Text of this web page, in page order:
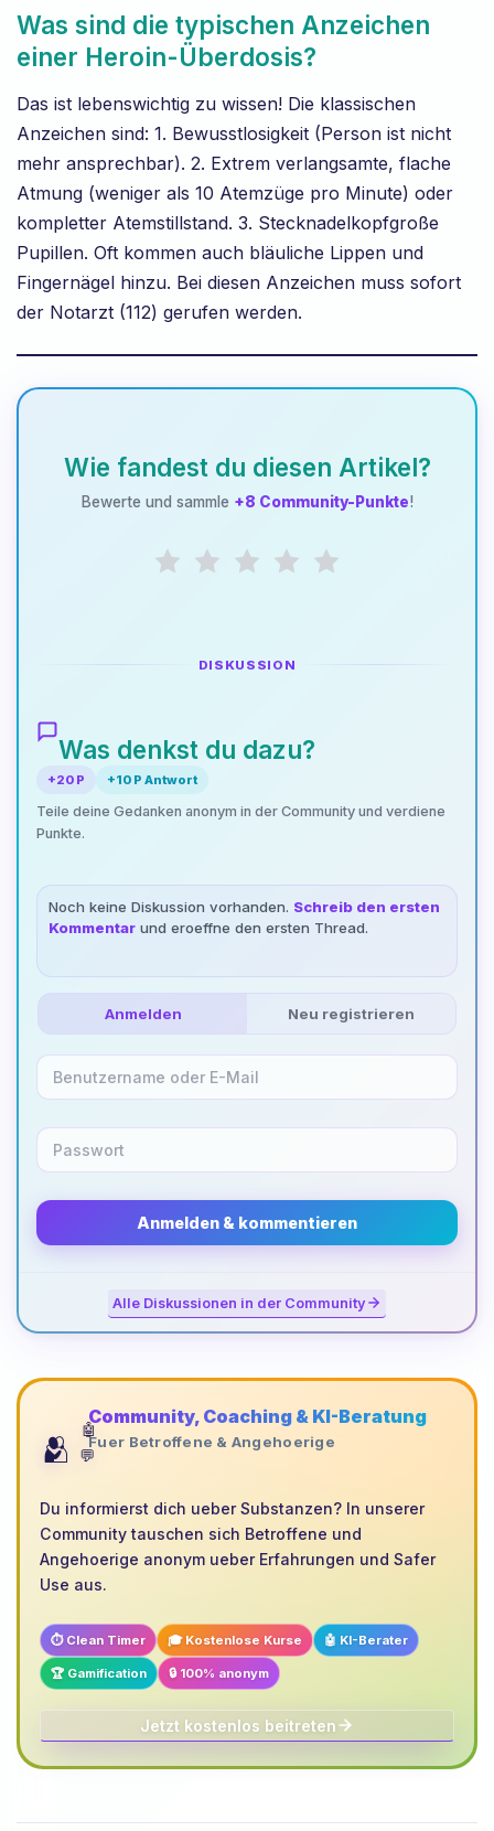
Was sind die typischen Anzeichen
einer Heroin-Überdosis?
Das ist lebenswichtig zu wissen! Die klassischen
Anzeichen sind: 1. Bewusstlosigkeit (Person ist nicht
mehr ansprechbar). 2. Extrem verlangsamte, flache
Atmung (weniger als 10 Atemzüge pro Minute) oder
kompletter Atemstillstand. 3. Stecknadelkopfgroße
Pupillen. Oft kommen auch bläuliche Lippen und
Fingernägel hinzu. Bei diesen Anzeichen muss sofort
der Notarzt (112) gerufen werden.
Wie fandest du diesen Artikel?
Bewerte und sammle +8 Community-Punkte!
DISKUSSION
Was denkst du dazu?
+20 P +10 P Antwort
Teile deine Gedanken anonym in der Community und verdiene
Punkte.
Noch keine Diskussion vorhanden. Schreib den ersten
Kommentar und eroeffne den ersten Thread.
Anmelden Neu registrieren
Anmelden & kommentieren
Alle Diskussionen in der Community
🫂 💬
🤖
Community, Coaching & KI-Beratung
Fuer Betroffene & Angehoerige
Du informierst dich ueber Substanzen? In unserer
Community tauschen sich Betroffene und
Angehoerige anonym ueber Erfahrungen und Safer
Use aus.
⏱️ Clean Timer 🎓 Kostenlose Kurse 🤖 KI-Berater
🏆 Gamification 🔒 100% anonym
Jetzt kostenlos beitreten